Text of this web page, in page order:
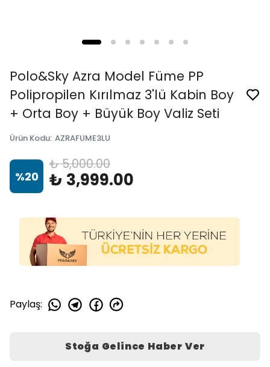
Polo&Sky Azra Model Füme PP
Polipropilen Kırılmaz 3'lü Kabin Boy
+ Orta Boy + Büyük Boy Valiz Seti
Ürün Kodu: AZRAFUME3LU
%20
₺ 5,000.00
₺ 3,999.00
Paylaş:
Stoğa Gelince Haber Ver